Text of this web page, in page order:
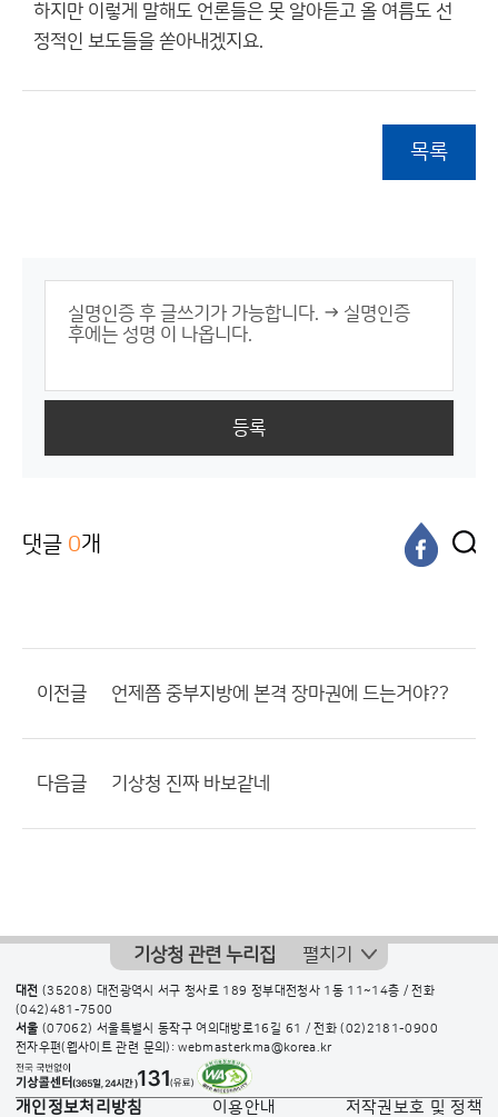
하지만 이렇게 말해도 언론들은 못 알아듣고 올 여름도 선
정적인 보도들을 쏟아내겠지요.
목록
등록
댓글 0개
이전글 언제쯤 중부지방에 본격 장마권에 드는거야??
다음글 기상청 진짜 바보같네
기상청 관련 누리집 펼치기
대전 (35208) 대전광역시 서구 청사로 189 정부대전청사 1동 11~14층 / 전화
(042)481-7500
서울 (07062) 서울특별시 동작구 여의대방로16길 61 / 전화(02)2181-0900
전자우편(웹사이트 관련 문의): webmasterkma@korea.kr
개인정보처리방침 이용안내 저작권보호 및 정책